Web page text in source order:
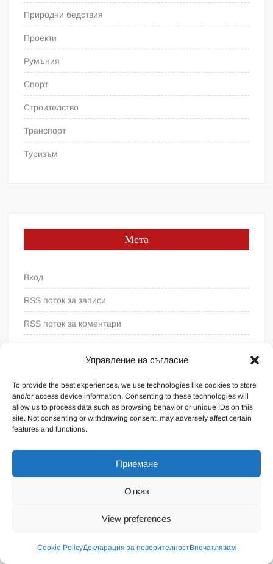
Управление на съгласие
To provide the best experiences, we use technologies like cookies to store
and/or access device information. Consenting to these technologies will
allow us to process data such as browsing behavior or unique IDs on this
site. Not consenting or withdrawing consent, may adversely affect certain
features and functions.
Приемане
Отказ
View preferences
Cookie PolicyДекларация за поверителностВпечатлявам
Природни бедствия
Проекти
Румъния
Спорт
Строителство
Транспорт
Туризъм
Мета
Вход
RSS поток за записи
RSS поток за коментари
Proudly powered by WordPress |Theme: FreeNews
Общи условия